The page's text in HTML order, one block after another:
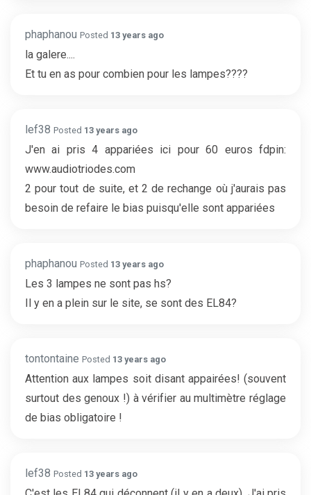
phaphanou Posted 13 years ago
la galere....
Et tu en as pour combien pour les lampes????
lef38 Posted 13 years ago
J'en ai pris 4 appariées ici pour 60 euros fdpin:
www.audiotriodes.com
2 pour tout de suite, et 2 de rechange où j'aurais pas
besoin de refaire le bias puisqu'elle sont appariées
phaphanou Posted 13 years ago
Les 3 lampes ne sont pas hs?
Il y en a plein sur le site, se sont des EL84?
tontontaine Posted 13 years ago
Attention aux lampes soit disant appairées! (souvent
surtout des genoux !) à vérifier au multimètre réglage
de bias obligatoire !
lef38 Posted 13 years ago